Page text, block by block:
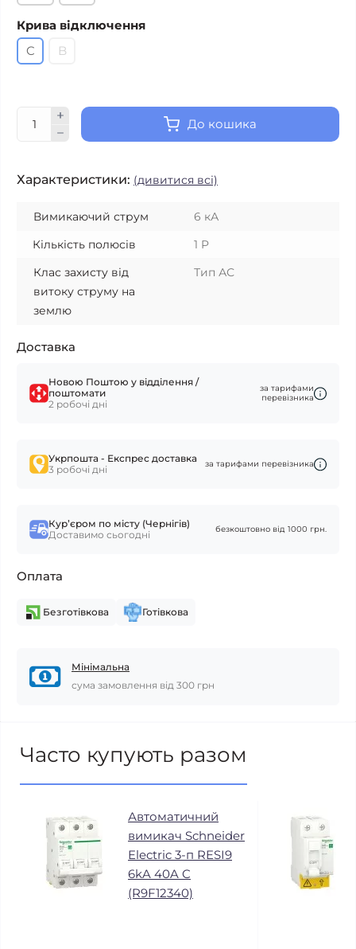
Крива відключення
C
B
До кошика
Характеристики: (дивитися всі)
Вимикаючий струм
6 кА
Кількість полюсів
1 P
Клас захисту від
витоку струму на
землю
Тип АС
Доставка
Новою Поштою у відділення /
поштомати
2 робочі дні
за тарифами
перевізника
Укрпошта - Експрес доставка
3 робочі дні
за тарифами перевізника
Курʼєром по місту (Чернігів)
Доставимо сьогодні
безкоштовно від 1000 грн.
Оплата
Безготівкова Готівкова
Мінімальна
сума замовлення від 300 грн
Часто купують разом
Автоматичний
вимикач Schneider
Electric 3-п RESI9
6kA 40A C
(R9F12340)